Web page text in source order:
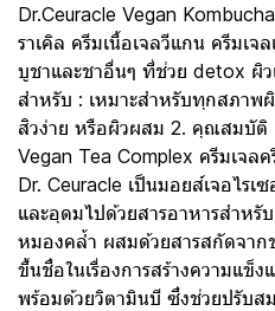
Dr.Ceuracle Vegan
ราเคิล ครีมเนื้อเจลวีแกน ครีมเ
บูชาและชาอื่นๆ ที่ช่วย detox ผิว
สำหรับ : เหมาะสำหรับทุกสภาพ
สิวง่าย หรือผิวผสม 2. คุณสมบัติ
Vegan Tea Complex ครีมเจล
Dr. Ceuracle เป็นมอยส์เจอไรเ
และอุดมไปด้วยสารอาหารสำห
หมองคล้ำ ผสมด้วยสารสกัดจา
ขึ้นชื่อในเรื่องการสร้างความแข็ง
พร้อมด้วยวิตามินบี ซึ่งช่วยปรับส